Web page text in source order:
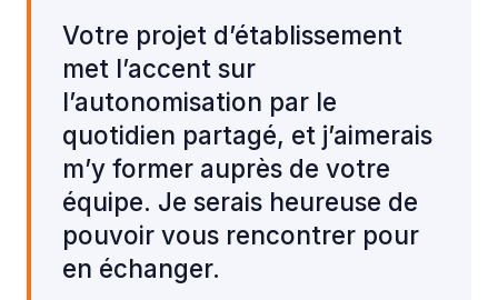
Votre projet d’établissement
met l’accent sur
l’autonomisation par le
quotidien partagé, et j’aimerais
m’y former auprès de votre
équipe. Je serais heureuse de
pouvoir vous rencontrer pour
en échanger.